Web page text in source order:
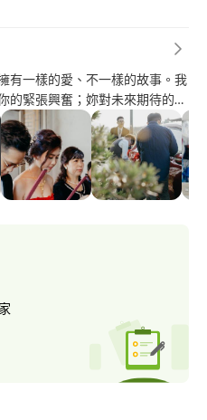
有一樣的愛、不一樣的故事。我
的緊張興奮；妳對未來期待的眼
你們的、家人的、好友的，讓我
動，在屬於你們的大日子圓滿落
影作品網站 :
yuanzou-studio